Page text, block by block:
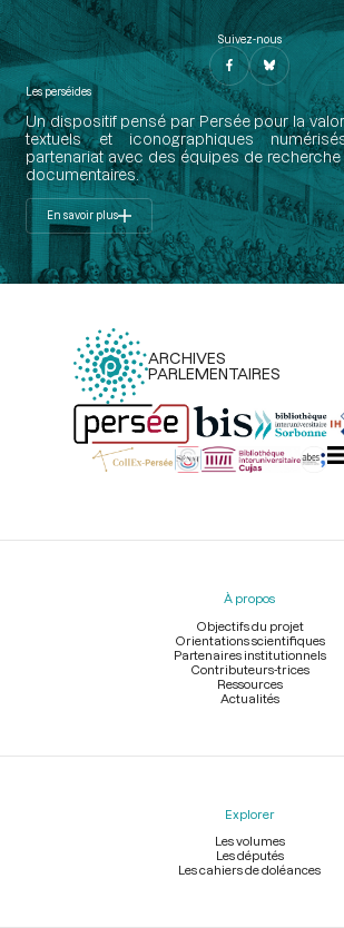
Suivez-nous
Les perséides
Un dispositif pensé par Persée pour la
textuels et iconographiques
partenariat avec des équipes de
documentaires.
En savoir plus
ARCHIVES
PARLEMENTAIRES
Menu
À propos
Objectifs du projet
Orientations scientifiques
Partenaires institutionnels
Contributeurs-trices
Ressources
Actualités
Explorer
Les volumes
Les députés
Les cahiers de doléances